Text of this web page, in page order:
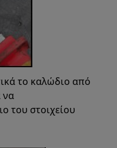
το καλώδιο από
να
του στοιχείου